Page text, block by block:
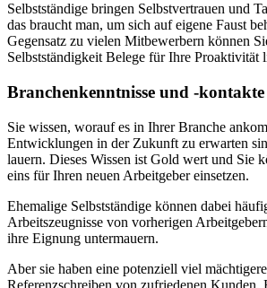
Selbstständige bringen Selbstvertrauen und
das braucht man, um sich auf eigene Faust
Gegensatz zu vielen Mitbewerbern können
Selbstständigkeit Belege für Ihre Proaktivität
Branchenkenntnisse und -kontakte
Sie wissen, worauf es in Ihrer Branche
Entwicklungen in der Zukunft zu erwarten
lauern. Dieses Wissen ist Gold wert und Sie
eins für Ihren neuen Arbeitgeber einsetzen.
Ehemalige Selbstständige können dabei
Arbeitszeugnisse von vorherigen
ihre Eignung untermauern.
Aber sie haben eine potenziell viel
Referenzschreiben von zufriedenen Kunden.